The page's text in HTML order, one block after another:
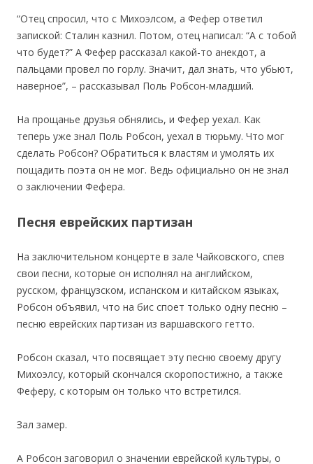
“Отец спросил, что с Михоэлсом, а Фефер ответил
запиской: Сталин казнил. Потом, отец написал: “А с тобой
что будет?” А Фефер рассказал какой-то анекдот, а
пальцами провел по горлу. Значит, дал знать, что убьют,
наверное”, – рассказывал Поль Робсон-младший.
На прощанье друзья обнялись, и Фефер уехал. Как
теперь уже знал Поль Робсон, уехал в тюрьму. Что мог
сделать Робсон? Обратиться к властям и умолять их
пощадить поэта он не мог. Ведь официально он не знал
о заключении Фефера.
Песня еврейских партизан
На заключительном концерте в зале Чайковского, спев
свои песни, которые он исполнял на английском,
русском, французском, испанском и китайском языках,
Робсон объявил, что на бис споет только одну песню –
песню еврейских партизан из варшавского гетто.
Робсон сказал, что посвящает эту песню своему другу
Михоэлсу, который скончался скоропостижно, а также
Феферу, с которым он только что встретился.
Зал замер.
А Робсон заговорил о значении еврейской культуры, о